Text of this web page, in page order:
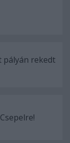
pályán rekedt